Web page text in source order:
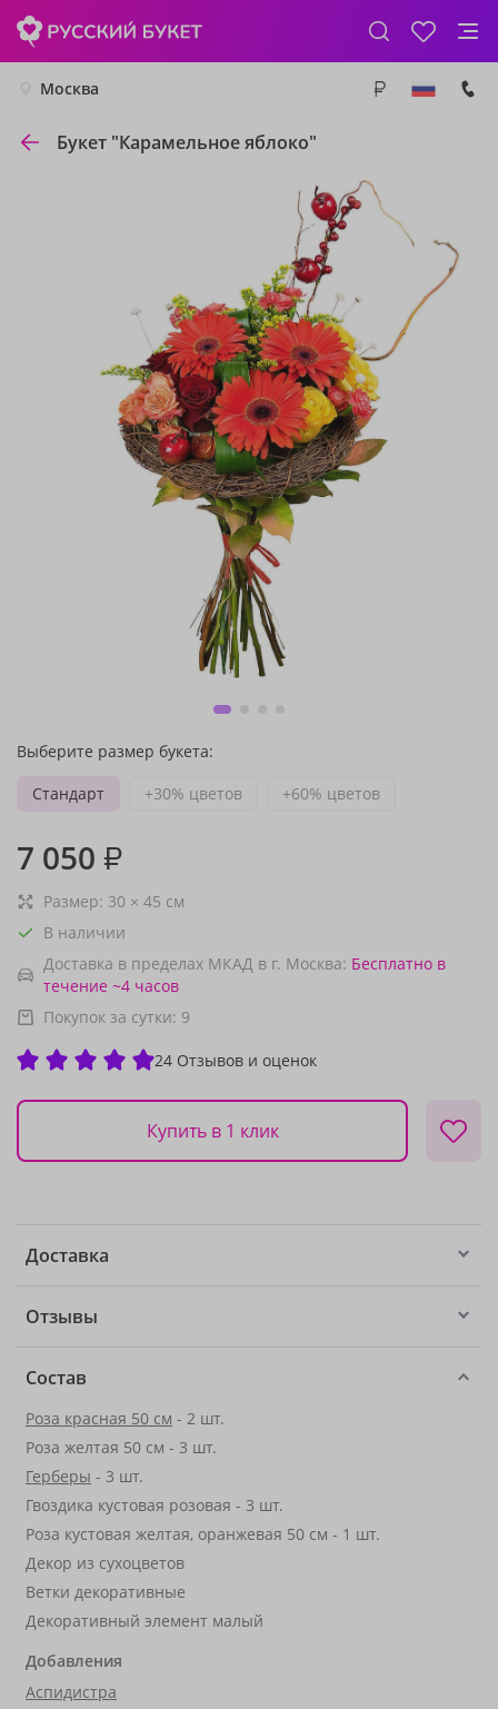
Москва
Букет "Карамельное яблоко"
Выберите размер букета:
Стандарт
+30% цветов +60% цветов
7 050 ₽
Размер: 30 × 45 см
В наличии
Доставка в пределах МКАД в г. Москва: Бесплатно в
течение ~4 часов
Покупок за сутки: 9
24 Отзывов и оценок
Купить в 1 клик
Доставка
Отзывы
Состав
Роза красная 50 см - 2 шт.
Роза желтая 50 см - 3 шт.
Герберы - 3 шт.
Гвоздика кустовая розовая - 3 шт.
Роза кустовая желтая, оранжевая 50 см - 1 шт.
Декор из сухоцветов
Ветки декоративные
Декоративный элемент малый
Добавления
Аспидистра